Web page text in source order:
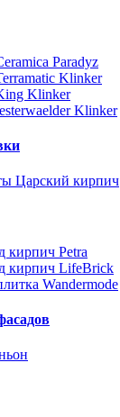
Paradyz
Klinker
Klinker
Klinker
Царский кирпич
кирпич Petra
кирпич LifeBrick
Wandermode